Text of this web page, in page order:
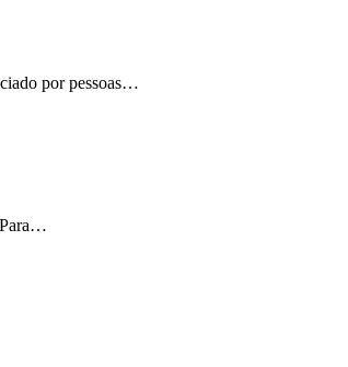
por pessoas…
Para…